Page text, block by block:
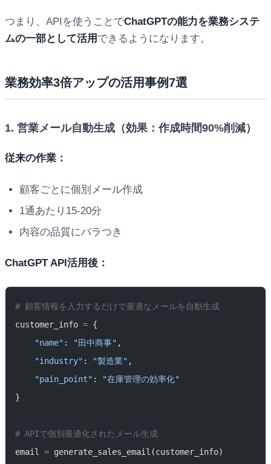
つまり、APIを使うことでChatGPTの能力を業務システ
ムの一部として活用 できるようになります。
業務効率3倍アップの活用事例7選
1. 営業メール自動生成（効果：作成時間90%削減）
従来の作業：
顧客ごとに個別メール作成
1通あたり15-20分
内容の品質にバラつき
ChatGPT API活用後：
# 顧客情報を入力するだけで最適なメールを自動生成
customer_info = {
    "name"
: "田中商事" ,
    "industry"
: "製造業" ,
    "pain_point"
:
"在庫管理の効率化"
}
# APIで個別最適化されたメール生成
email = generate_sales_email(customer_info)